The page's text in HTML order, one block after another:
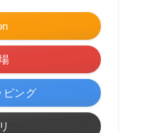
ピング